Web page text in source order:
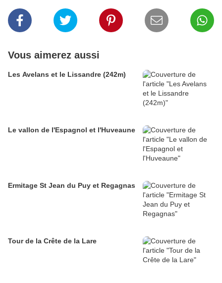
Vous aimerez aussi
Les Avelans et le Lissandre (242m)
Le vallon de l'Espagnol et l'Huveaune
Ermitage St Jean du Puy et Regagnas
Tour de la Crête de la Lare